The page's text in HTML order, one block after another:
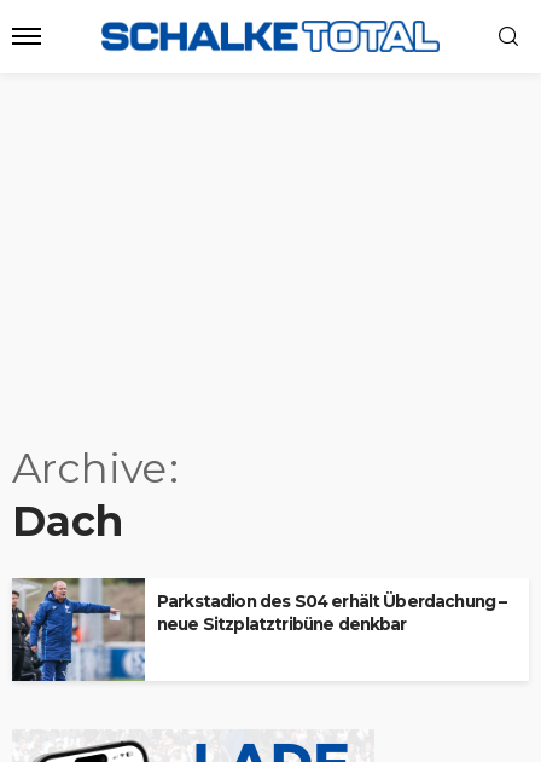
Archive
Dach
Parkstadion des S04 erhält Überdachung –
neue Sitzplatztribüne denkbar